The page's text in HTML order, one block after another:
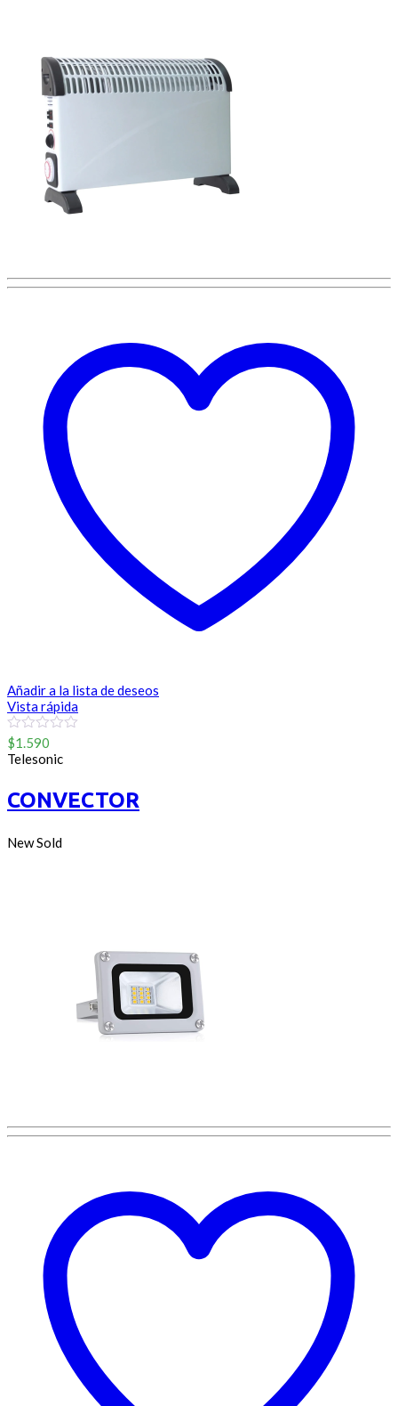
Añadir a la lista de deseos
Vista rápida
0
out
of
$1.590
Telesonic
CONVECTOR
NewSold